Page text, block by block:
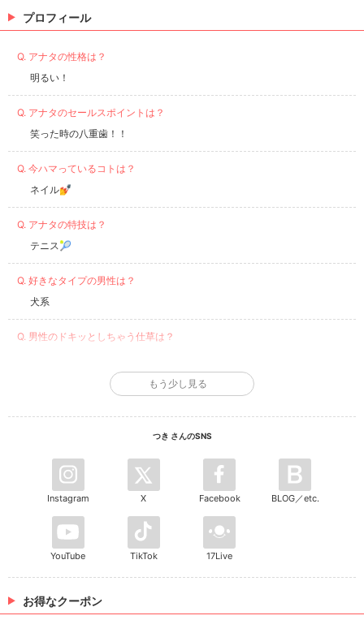
プロフィール
Q. アナタの性格は？
明るい！
Q. アナタのセールスポイントは？
笑った時の八重歯！！
Q. 今ハマっているコトは？
ネイル💅
Q. アナタの特技は？
テニス🎾
Q. 好きなタイプの男性は？
犬系
Q. 男性のドキッとしちゃう仕草は？
お嫁さん💍
お洋服👗
もう少し見る
つき さんのSNS
Instagram X Facebook BLOG／etc.
YouTube TikTok 17Live
お得なクーポン